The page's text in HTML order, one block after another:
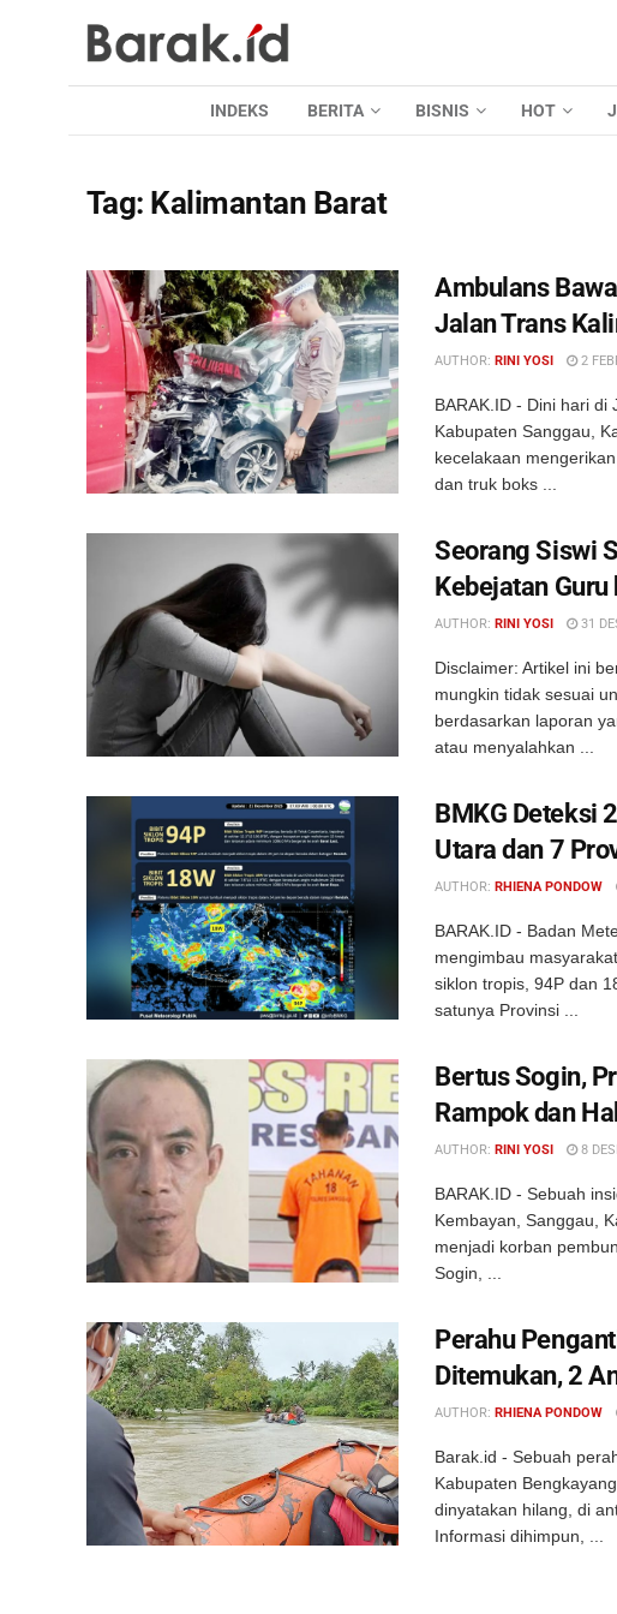
INDEKS BERITA BISNIS HOT
Tag: Kalimantan Barat
Ambulans
Jalan Trans
AUTHOR: RINI YOSI 2
BARAK.ID - Dini hari di
Kabupaten Sanggau,
kecelakaan
dan truk boks ...
Seorang Siswi
Kebejatan
AUTHOR: RINI YOSI 31
Disclaimer: Artikel ini
mungkin tidak sesuai
berdasarkan laporan
atau menyalahkan ...
BMKG Deteksi
Utara dan 7
AUTHOR: RHIENA PONDOW
BARAK.ID - Badan
mengimbau
siklon tropis, 94P dan
satunya Provinsi ...
Bertus Sogin,
Rampok dan
AUTHOR: RINI YOSI 8
BARAK.ID - Sebuah
Kembayan, Sanggau,
menjadi korban
Sogin, ...
Perahu
Ditemukan, 2
AUTHOR: RHIENA PONDOW
Barak.id - Sebuah
Kabupaten
dinyatakan hilang, di
Informasi dihimpun, ...